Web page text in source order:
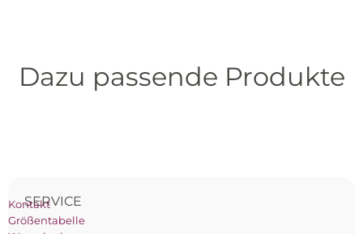
Dazu passende Produkte
SERVICE
Kontakt
Größentabelle